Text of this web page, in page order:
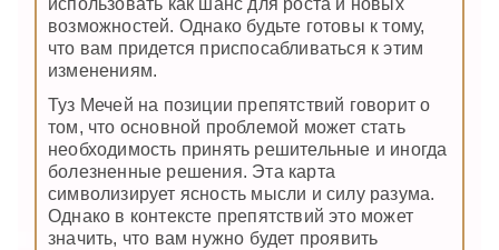
использовать как шанс для роста и новых
возможностей. Однако будьте готовы к тому,
что вам придется приспосабливаться к этим
изменениям.
Туз Мечей на позиции препятствий говорит о
том, что основной проблемой может стать
необходимость принять решительные и иногда
болезненные решения. Эта карта
символизирует ясность мысли и силу разума.
Однако в контексте препятствий это может
значить, что вам нужно будет проявить